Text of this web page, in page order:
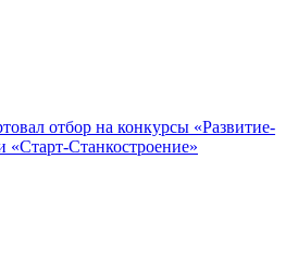
отбор на конкурсы «Развитие-
«Старт-Станкостроение»